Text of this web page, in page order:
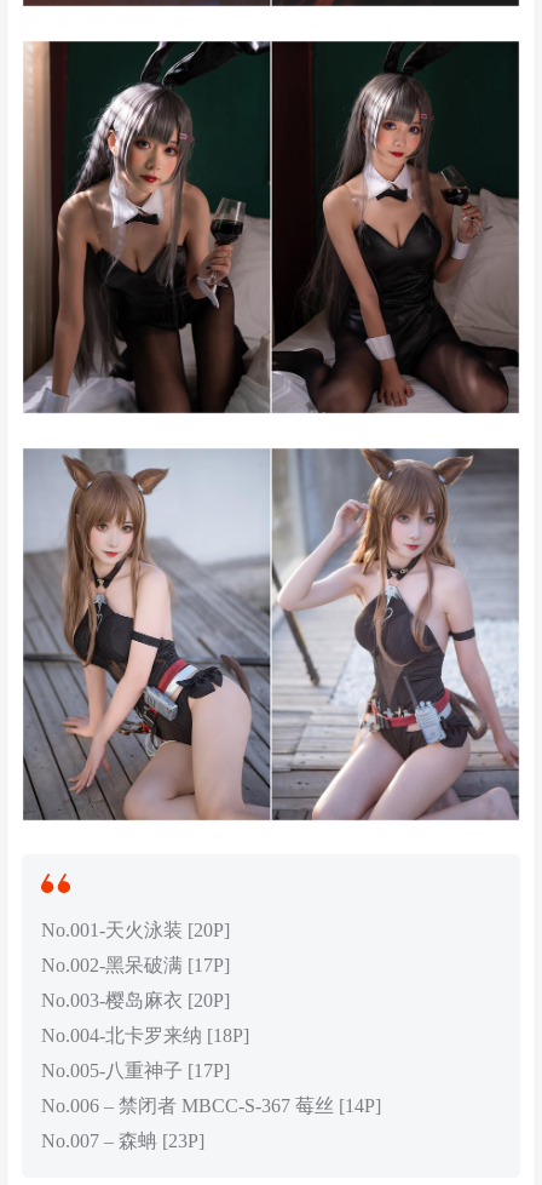
No.001-天火泳装 [20P]
No.002-黑呆破满 [17P]
No.003-樱岛麻衣 [20P]
No.004-北卡罗来纳 [18P]
No.005-八重神子 [17P]
No.006 – 禁闭者 MBCC-S-367 莓丝 [14P]
No.007 – 森蚺 [23P]